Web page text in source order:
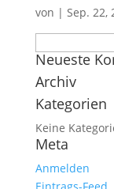
von | Sep. 22,
nach:
Neueste
Archiv
Kategorien
Keine
Meta
Anmelden